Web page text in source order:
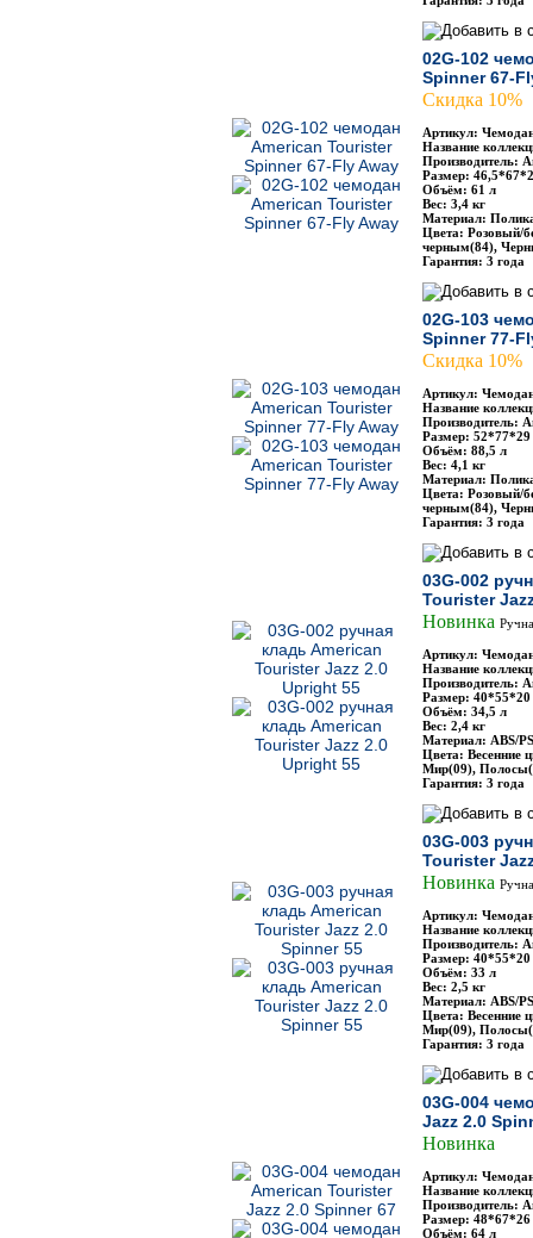
02G-102
Spinner 67-
Скидка 10%
Артикул:
Название
Производитель:
Размер:
Объём: 61 л
Вес: 3,4 кг
Материал:
Цвета: Розовый/
черным(84),
Гарантия: 3 года
02G-103
Spinner 77-
Скидка 10%
Артикул:
Название
Производитель:
Размер: 52*77*29
Объём: 88,5 л
Вес: 4,1 кг
Материал:
Цвета: Розовый/
черным(84),
Гарантия: 3 года
03G-002
Tourister
Новинка
Артикул:
Название
Производитель:
Размер: 40*55*20
Объём: 34,5 л
Вес: 2,4 кг
Материал: ABS/PS
Цвета: Весенние
Мир(09),
Гарантия: 3 года
03G-003
Tourister
Новинка
Артикул:
Название
Производитель:
Размер: 40*55*20
Объём: 33 л
Вес: 2,5 кг
Материал: ABS/PS
Цвета: Весенние
Мир(09),
Гарантия: 3 года
03G-004
Jazz 2.0
Новинка
Артикул:
Название
Производитель:
Размер: 48*67*26
Объём: 64 л